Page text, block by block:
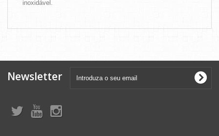
inoxidável.
Newsletter